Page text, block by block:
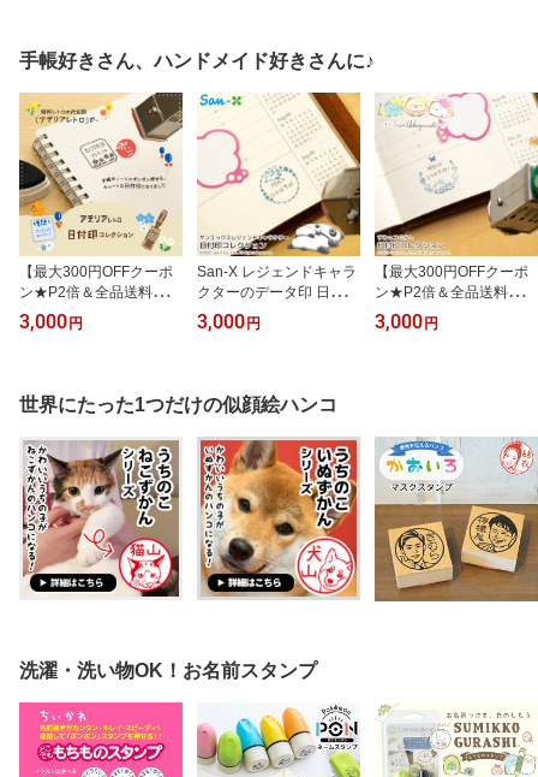
子供 出産祝い 見やすい
すっきりフォント 送料無
料【500円OFFクーポン
発行中】選べるおまけ付
がな 見やすいすっきりフ
ォント【100円OFFクー
ポン発行中】全国送料無
手帳好きさん、ハンドメイド好きさんに♪
【最大300円OFFクーポ
ン★P2倍＆全品送料無
料】アデリアレトロのデ
ータ印 アデリアレトロの
3,000 円
San-X レジェンドキャラ
クターのデータ印 日付印
「San-X レジェンドキャ
ラクター 日付印バージョ
3,000 円
【最大300円OFFクーポ
ン★P2倍＆全品送料無
料】すみっコぐらしのデ
ータ印 すみっコぐらしの
3,000 円
世界にたった1つだけの似顔絵ハンコ
洗濯・洗い物OK！お名前スタンプ